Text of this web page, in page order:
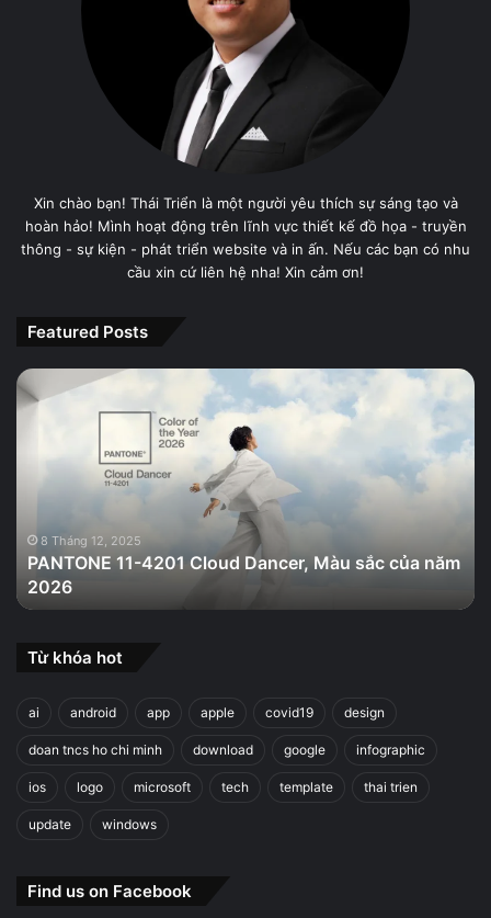
Xin chào bạn! Thái Triển là một người yêu thích sự sáng tạo và
hoàn hảo! Mình hoạt động trên lĩnh vực thiết kế đồ họa - truyền
thông - sự kiện - phát triển website và in ấn. Nếu các bạn có nhu
cầu xin cứ liên hệ nha! Xin cảm ơn!
Featured Posts
PANTONE
11-
Màu
của
năm
2026
8 Tháng 12, 2025
PANTONE 11-4201 Cloud Dancer, Màu sắc của năm
2026
Từ khóa hot
ai android app apple covid19 design
doan tncs ho chi minh download google infographic
ios logo microsoft tech template thai trien
update windows
Find us on Facebook